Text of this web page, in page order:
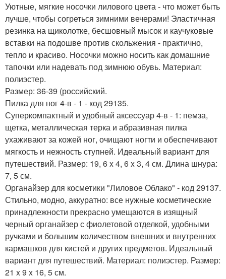
Уютные, мягкие носочки лилового цвета - что может быть
лучше, чтобы согреться зимними вечерами! Эластичная
резинка на щиколотке, бесшовный мысок и каучуковые
вставки на подошве против скольжения - практично,
тепло и красиво. Носочки можно носить как домашние
тапочки или надевать под зимнюю обувь. Материал:
полиэстер.
Размер: 36-39 (российский.
Пилка для ног 4-в - 1 - код 29135.
Суперкомпактный и удобный аксессуар 4-в - 1: пемза,
щетка, металлическая терка и абразивная пилка
ухаживают за кожей ног, очищают ногти и обеспечивают
мягкость и нежность ступней. Идеальный вариант для
путешествий. Размер: 19, 6 x 4, 6 x 3, 4 см. Длина шнура:
7, 5 см.
Органайзер для косметики "Лиловое Облако" - код 29137.
Стильно, модно, аккуратно: все нужные косметические
принадлежности прекрасно умещаются в изящный
черный органайзер с фиолетовой отделкой, удобными
ручками и большим количеством внешних и внутренних
кармашков для кистей и других предметов. Идеальный
вариант для путешествий. Материал: полиэстер. Размер:
21 x 9 x 16, 5 см.